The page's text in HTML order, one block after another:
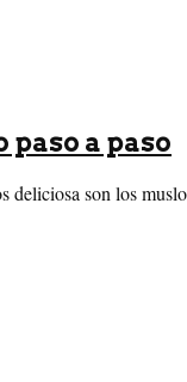
a paso
son los